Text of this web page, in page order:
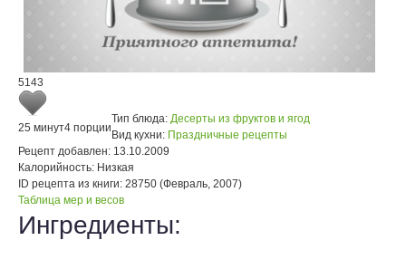
5143
25 минут4 порции
Тип блюда: Десерты из фруктов и ягод
Вид кухни: Праздничные рецепты
Рецепт добавлен: 13.10.2009
Калорийность: Низкая
ID рецепта из книги: 28750 (Февраль, 2007)
Таблица мер и весов
Ингредиенты: